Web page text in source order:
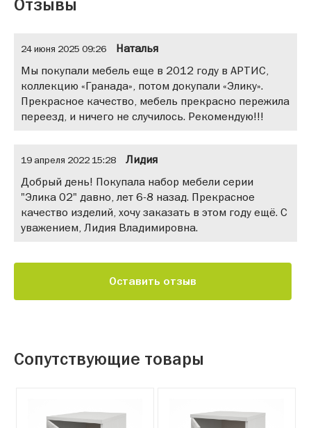
Отзывы
24 июня 2025 09:26
Наталья
Мы покупали мебель еще в 2012 году в АРТИС,
коллекцию «Гранада», потом докупали «Элику».
Прекрасное качество, мебель прекрасно пережила
переезд, и ничего не случилось. Рекомендую!!!
19 апреля 2022 15:28
Лидия
Добрый день! Покупала набор мебели серии
"Элика 02" давно, лет 6-8 назад. Прекрасное
качество изделий, хочу заказать в этом году ещё. С
уважением, Лидия Владимировна.
Оставить отзыв
Сопутствующие товары